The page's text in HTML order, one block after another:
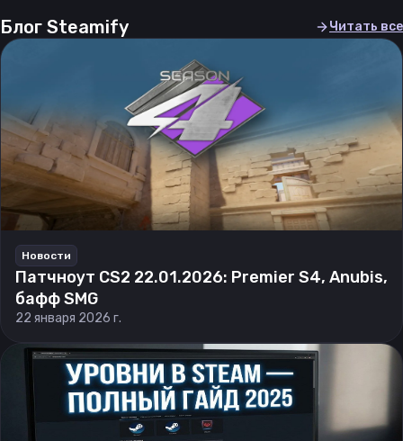
Блог Steamify Читать все
Новости
Патчноут CS2 22.01.2026: Premier S4, Anubis,
бафф SMG
22 января 2026 г.